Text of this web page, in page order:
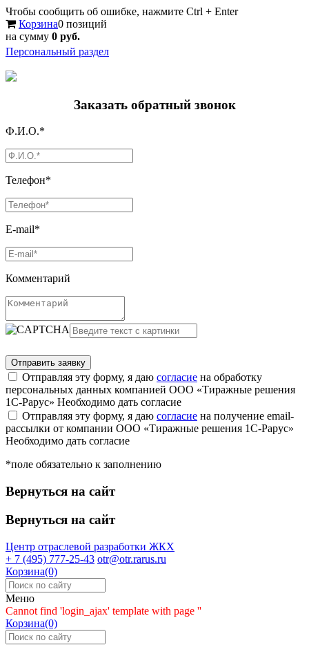
Чтобы сообщить об ошибке, нажмите Ctrl + Enter
Корзина0 позиций
на сумму 0 руб.
Персональный раздел
Заказать обратный звонок
Ф.И.О.*
Телефон*
E-mail*
Комментарий
Отправляя эту форму, я даю согласие на обработку
персональных данных компанией ООО «Тиражные решения
1С-Рарус» Необходимо дать согласие
Отправляя эту форму, я даю согласие на получение email-
рассылки от компании ООО «Тиражные решения 1С-Рарус»
Необходимо дать согласие
*поле обязательно к заполнению
Вернуться на сайт
Вернуться на сайт
Центр отраслевой разработки ЖКХ
+ 7 (495) 777-25-43 otr@otr.rarus.ru
Корзина(0)
Меню
Cannot find 'login_ajax' template with page ''
Корзина(0)